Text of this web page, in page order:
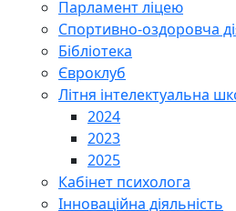
Парламент ліцею
Спортивно-оздоровча
Бібліотека
Євроклуб
Літня інтелектуальна
2024
2023
2025
Кабінет психолога
Інноваційна діяльність